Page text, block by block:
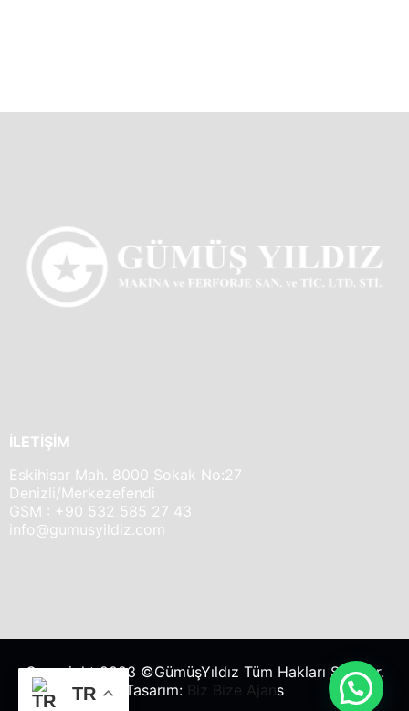
İLETİŞİM
Eskihisar Mah. 8000 Sokak No:27
Denizli/Merkezefendi
GSM : +90 532 585 27 43
info@gumusyildiz.com
Copyright 2023 ©GümüşYıldız Tüm Hakları Saklıdır.
Tasarım: Biz Bize Ajans
TR